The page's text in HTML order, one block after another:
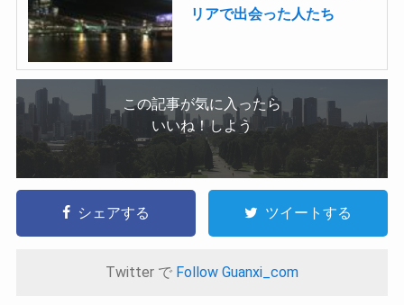
リアで出会った人たち
この記事が気に入ったら
いいね！しよう
シェアする ツイートする
Twitter で Follow Guanxi_com